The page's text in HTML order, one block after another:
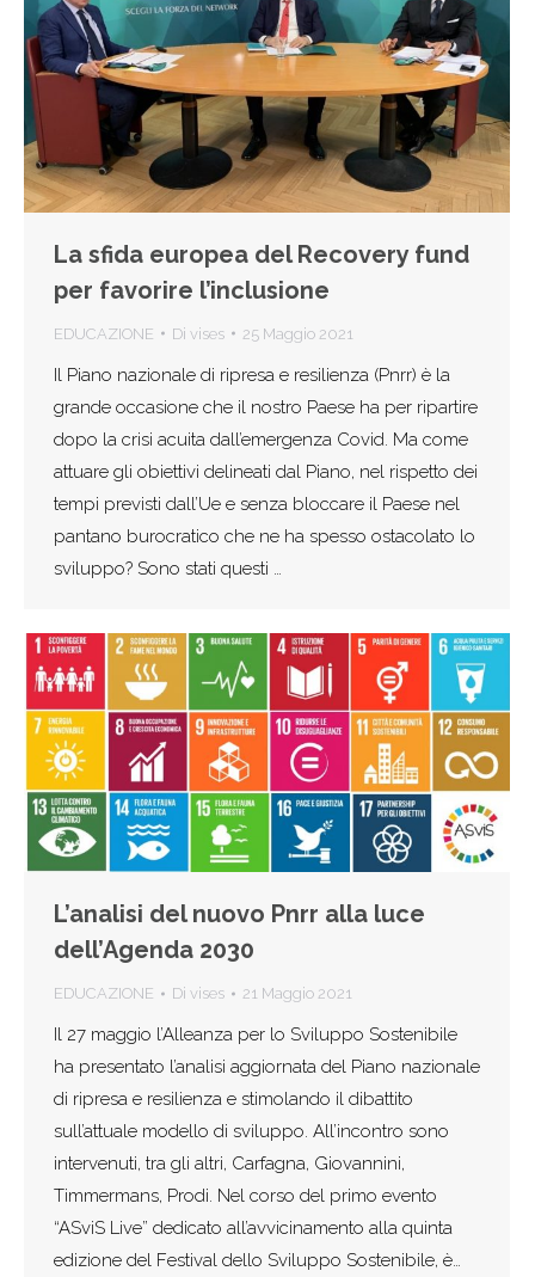
La sfida europea del Recovery fund
per favorire l’inclusione
EDUCAZIONE Di vises 25 Maggio 2021
Il Piano nazionale di ripresa e resilienza (Pnrr) è la
grande occasione che il nostro Paese ha per ripartire
dopo la crisi acuita dall’emergenza Covid. Ma come
attuare gli obiettivi delineati dal Piano, nel rispetto dei
tempi previsti dall’Ue e senza bloccare il Paese nel
pantano burocratico che ne ha spesso ostacolato lo
sviluppo? Sono stati questi …
L’analisi del nuovo Pnrr alla luce
dell’Agenda 2030
EDUCAZIONE Di vises 21 Maggio 2021
Il 27 maggio l’Alleanza per lo Sviluppo Sostenibile
ha presentato l’analisi aggiornata del Piano nazionale
di ripresa e resilienza e stimolando il dibattito
sull’attuale modello di sviluppo. All’incontro sono
intervenuti, tra gli altri, Carfagna, Giovannini,
Timmermans, Prodi. Nel corso del primo evento
“ASviS Live” dedicato all’avvicinamento alla quinta
edizione del Festival dello Sviluppo Sostenibile, è…